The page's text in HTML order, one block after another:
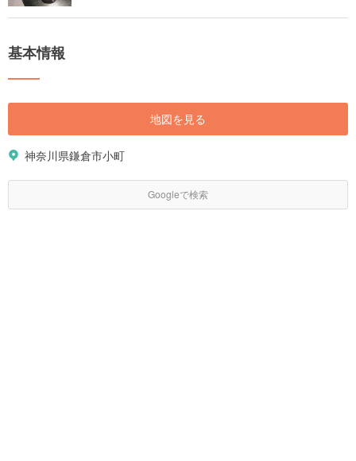
基本情報
地図を見る
神奈川県鎌倉市小町
Googleで検索